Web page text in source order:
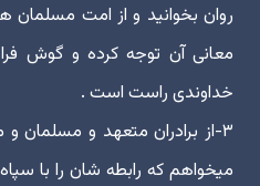
روان بخوانید و از امت
معانی آن توجه کرده و گوش
خداوندی راست است .
۳-از برادران متعهد و
میخواهم که رابطه شان را با